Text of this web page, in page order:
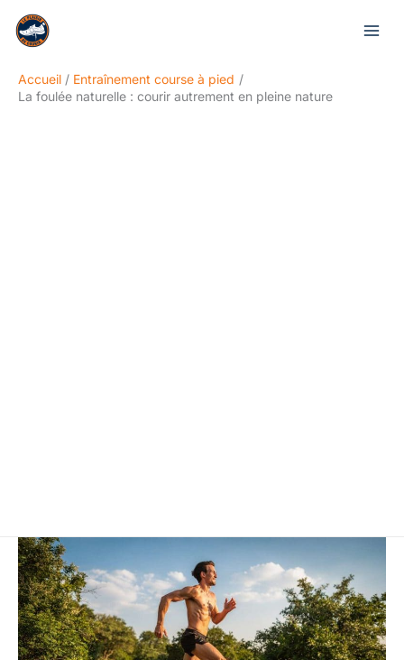
Accueil
Entraînement course à pied
La foulée naturelle : courir autrement en pleine nature
Rechercher